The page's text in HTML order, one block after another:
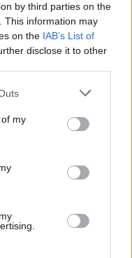
by third parties on the
This information may
on the IAB’s List of
disclose it to other
one or more Google
You may click to
its third-party tags to
in below Google
my
karbantartani
helyen